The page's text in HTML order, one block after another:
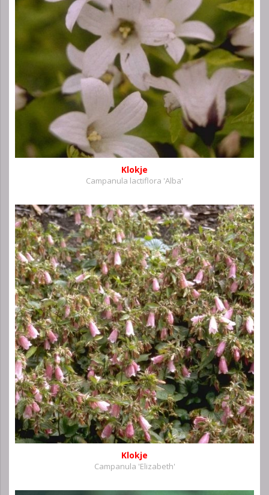
Klokje
Campanula lactiflora 'Alba'
Klokje
Campanula 'Elizabeth'